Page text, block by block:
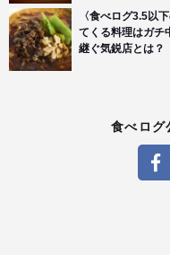
〈食べログ3.5以
てくる料理はガチ
継ぐ気鋭店とは？
食べログ